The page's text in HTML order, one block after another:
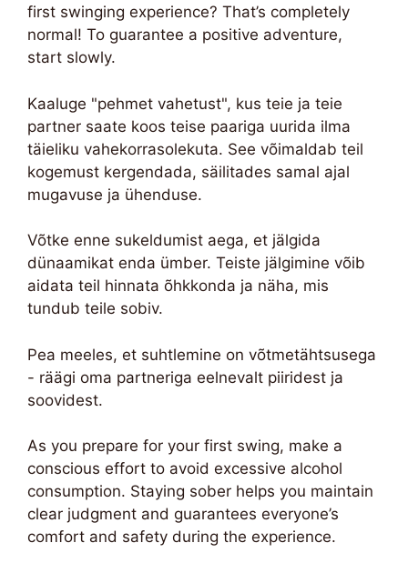
first swinging experience? That’s completely
normal! To guarantee a positive adventure,
start slowly.
Kaaluge "pehmet vahetust", kus teie ja teie
partner saate koos teise paariga uurida ilma
täieliku vahekorrasolekuta. See võimaldab teil
kogemust kergendada, säilitades samal ajal
mugavuse ja ühenduse.
Võtke enne sukeldumist aega, et jälgida
dünaamikat enda ümber. Teiste jälgimine võib
aidata teil hinnata õhkkonda ja näha, mis
tundub teile sobiv.
Pea meeles, et suhtlemine on võtmetähtsusega
- räägi oma partneriga eelnevalt piiridest ja
soovidest.
As you prepare for your first swing, make a
conscious effort to avoid excessive alcohol
consumption. Staying sober helps you maintain
clear judgment and guarantees everyone’s
comfort and safety during the experience.